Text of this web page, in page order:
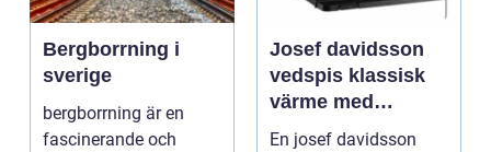
Bergborrning i
sverige
bergborrning är en
fascinerande och
Josef davidsson
vedspis klassisk
värme med
modern funktion
En josef davidsson